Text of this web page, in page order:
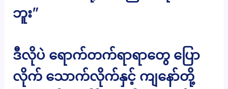
ဘူး”
ဒီလိုပဲ ရောက်တက်ရာရာတွေ ပြော
လိုက် သောက်လိုက်နှင့် ကျနော်တို့